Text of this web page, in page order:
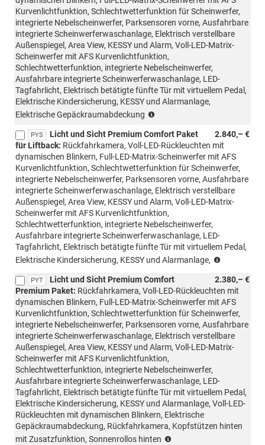
Loft
möglich)
Kurvenlichtfunktion, Schlechtwetterfunktion für Scheinwerfer,
integrierte Nebelscheinwerfer, Parksensoren vorne, Ausfahrbare
integrierte Scheinwerferwaschanlage, Elektrisch verstellbare
Außenspiegel, Area View, KESSY und Alarm, Voll-LED-Matrix-
Scheinwerfer mit AFS Kurvenlichtfunktion,
Schlechtwetterfunktion, integrierte Nebelscheinwerfer,
Ausfahrbare integrierte Scheinwerferwaschanlage, LED-
Tagfahrlicht, Elektrisch betätigte fünfte Tür mit virtuellem Pedal,
Elektrische Kindersicherung, KESSY und Alarmanlage,
Elektrische Gepäckraumabdeckung
PTB/PTC/PAW/PAP
möglich,
nicht
mit
Loft,
Liftback/Combi
möglich)
PYS 2.840,– €
Licht und Sicht Premium Comfort Paket
für Liftback: Rückfahrkamera, Voll-LED-Rückleuchten mit
dynamischen Blinkern, Full-LED-Matrix-Scheinwerfer mit AFS
Kurvenlichtfunktion, Schlechtwetterfunktion für Scheinwerfer,
integrierte Nebelscheinwerfer, Parksensoren vorne, Ausfahrbare
integrierte Scheinwerferwaschanlage, Elektrisch verstellbare
Außenspiegel, Area View, KESSY und Alarm, Voll-LED-Matrix-
Scheinwerfer mit AFS Kurvenlichtfunktion,
Schlechtwetterfunktion, integrierte Nebelscheinwerfer,
Ausfahrbare integrierte Scheinwerferwaschanlage, LED-
Tagfahrlicht, Elektrisch betätigte fünfte Tür mit virtuellem Pedal,
Elektrische Kindersicherung, KESSY und Alarmanlage,
PTB/PTC/
möglich,
nicht
mit
Loft,
Liftback/
möglich)
PYT 2.380,– €
Licht und Sicht Premium Comfort
Premium Paket: Rückfahrkamera, Voll-LED-Rückleuchten mit
dynamischen Blinkern, Full-LED-Matrix-Scheinwerfer mit AFS
Kurvenlichtfunktion, Schlechtwetterfunktion für Scheinwerfer,
integrierte Nebelscheinwerfer, Parksensoren vorne, Ausfahrbare
integrierte Scheinwerferwaschanlage, Elektrisch verstellbare
Außenspiegel, Area View, KESSY und Alarm, Voll-LED-Matrix-
Scheinwerfer mit AFS Kurvenlichtfunktion,
Schlechtwetterfunktion, integrierte Nebelscheinwerfer,
Ausfahrbare integrierte Scheinwerferwaschanlage, LED-
Tagfahrlicht, Elektrisch betätigte fünfte Tür mit virtuellem Pedal,
Elektrische Kindersicherung, KESSY und Alarmanlage, Voll-LED-
Rückleuchten mit dynamischen Blinkern, Elektrische
Gepäckraumabdeckung, Rückfahrkamera, Kopfstützen hinten
mit Zusatzfunktion, Sonnenrollos hinten